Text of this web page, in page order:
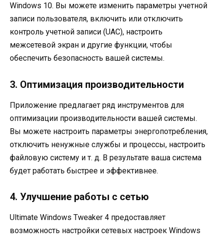
Windows 10. Вы можете изменить параметры учетной
записи пользователя, включить или отключить
контроль учетной записи (UAC), настроить
межсетевой экран и другие функции, чтобы
обеспечить безопасность вашей системы.
3. Оптимизация производительности
Приложение предлагает ряд инструментов для
оптимизации производительности вашей системы.
Вы можете настроить параметры энергопотребления,
отключить ненужные службы и процессы, настроить
файловую систему и т. д. В результате ваша система
будет работать быстрее и эффективнее.
4. Улучшение работы с сетью
Ultimate Windows Tweaker 4 предоставляет
возможность настройки сетевых настроек Windows